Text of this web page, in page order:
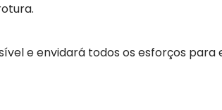
e envidará todos os esforços